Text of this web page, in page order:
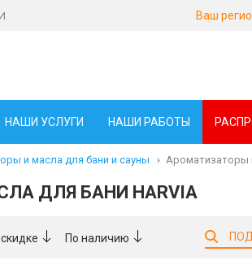
Ваш
НАШИ УСЛУГИ НАШИ РАБОТЫ
и масла для бани и сауны Ароматизаторы
ДЛЯ БАНИ HARVIA
По наличию